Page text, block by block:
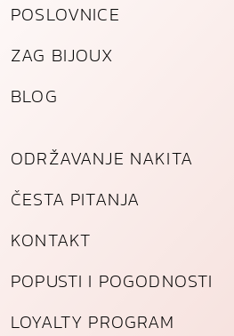
a
o
i
i
n
a
POSLOVNICE
ZAG BIJOUX
BLOG
ODRŽAVANJE NAKITA
ČESTA PITANJA
KONTAKT
POPUSTI I POGODNOSTI
LOYALTY PROGRAM